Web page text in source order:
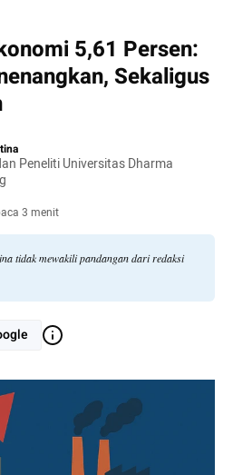
5,61 Persen:
Sekaligus
Peneliti Universitas Dharma
3 menit
tidak mewakili pandangan dari redaksi